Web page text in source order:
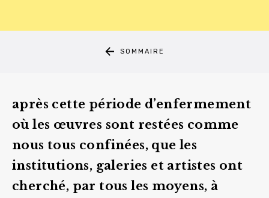
SOMMAIRE
après cette période d’enfermement
où les œuvres sont restées comme
nous tous confinées, que les
institutions, galeries et artistes ont
cherché, par tous les moyens, à